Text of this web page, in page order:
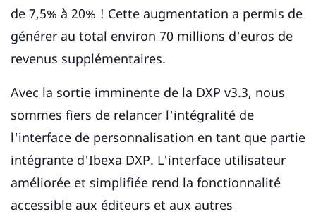
de 7,5% à 20% ! Cette augmentation a permis de
générer au total environ 70 millions d'euros de
revenus supplémentaires.
Avec la sortie imminente de la DXP v3.3, nous
sommes fiers de relancer l'intégralité de
l'interface de personnalisation en tant que partie
intégrante d'Ibexa DXP. L'interface utilisateur
améliorée et simplifiée rend la fonctionnalité
accessible aux éditeurs et aux autres